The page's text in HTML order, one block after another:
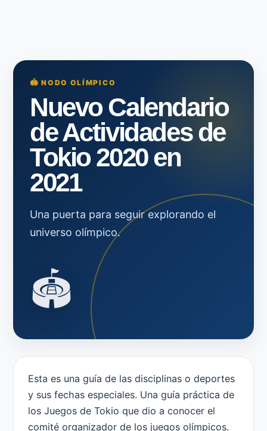
🏟️ NODO OLÍMPICO
Nuevo Calendario
de Actividades de
Tokio 2020 en
2021
Una puerta para seguir explorando el
universo olímpico.
🏟️
Esta es una guía de las disciplinas o deportes
y sus fechas especiales. Una guía práctica de
los Juegos de Tokio que dio a conocer el
comité organizador de los juegos olímpicos.